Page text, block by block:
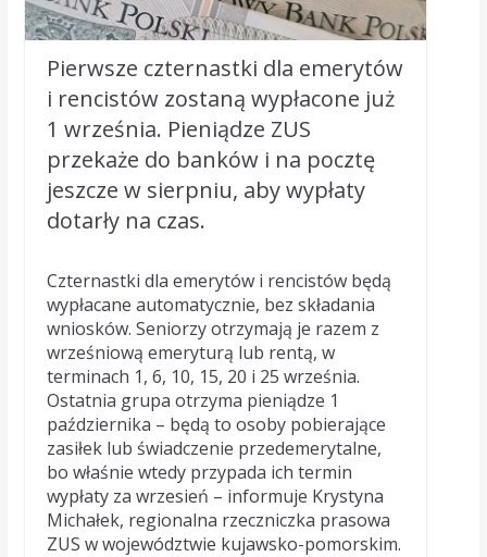
Pierwsze czternastki dla emerytów
i rencistów zostaną wypłacone już
1 września. Pieniądze ZUS
przekaże do banków i na pocztę
jeszcze w sierpniu, aby wypłaty
dotarły na czas.
Czternastki dla emerytów i rencistów będą
wypłacane automatycznie, bez składania
wniosków. Seniorzy otrzymają je razem z
wrześniową emeryturą lub rentą, w
terminach 1, 6, 10, 15, 20 i 25 września.
Ostatnia grupa otrzyma pieniądze 1
października – będą to osoby pobierające
zasiłek lub świadczenie przedemerytalne,
bo właśnie wtedy przypada ich termin
wypłaty za wrzesień – informuje Krystyna
Michałek, regionalna rzeczniczka prasowa
ZUS w województwie kujawsko-pomorskim.